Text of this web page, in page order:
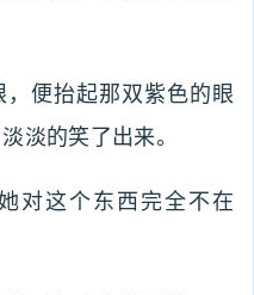
便抬起那双紫色的眼
淡的笑了出来。
对这个东西完全不在